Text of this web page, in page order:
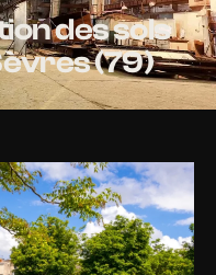
des sols
(79)